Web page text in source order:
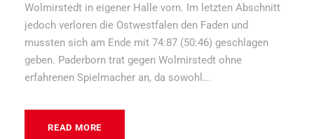
Wolmirstedt in eigener Halle vorn. Im letzten Abschnitt
jedoch verloren die Ostwestfalen den Faden und
mussten sich am Ende mit 74:87 (50:46) geschlagen
geben. Paderborn trat gegen Wolmirstedt ohne
erfahrenen Spielmacher an, da sowohl...
READ MORE